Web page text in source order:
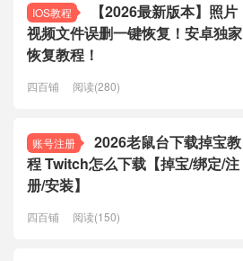
IOS教程
【2026最新版本】照片
视频文件误删一键恢复！安卓独家
恢复教程！
四百铺 阅读(280)
账号注册
2026老鼠台下载掉宝教
程 Twitch怎么下载【掉宝/绑定/注
册/安装】
四百铺 阅读(150)